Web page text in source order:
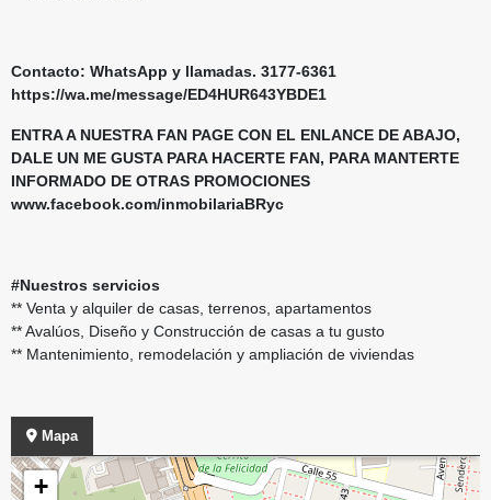
Contacto: WhatsApp y llamadas. 3177-6361
https://wa.me/message/ED4HUR643YBDE1
ENTRA A NUESTRA FAN PAGE CON EL ENLANCE DE ABAJO,
DALE UN ME GUSTA PARA HACERTE FAN, PARA MANTERTE
INFORMADO DE OTRAS PROMOCIONES
www.facebook.com/inmobilariaBRyc
#Nuestros servicios
** Venta y alquiler de casas, terrenos, apartamentos
** Avalúos, Diseño y Construcción de casas a tu gusto
** Mantenimiento, remodelación y ampliación de viviendas
Mapa
+